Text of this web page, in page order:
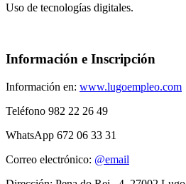
Uso de tecnologías digitales.
Información e Inscripción
Información en: www.lugoempleo.com
Teléfono 982 22 26 49
WhatsApp 672 06 33 31
Correo electrónico: @email